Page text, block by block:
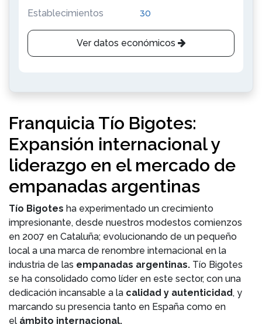
Establecimientos 30
Ver datos económicos
Franquicia Tío Bigotes:
Expansión internacional y
liderazgo en el mercado de
empanadas argentinas
Tío Bigotes ha experimentado un crecimiento
impresionante, desde nuestros modestos comienzos
en 2007 en Cataluña; evolucionando de un pequeño
local a una marca de renombre internacional en la
industria de las empanadas argentinas. Tío Bigotes
se ha consolidado como líder en este sector, con una
dedicación incansable a la calidad y autenticidad, y
marcando su presencia tanto en España como en
el ámbito internacional.